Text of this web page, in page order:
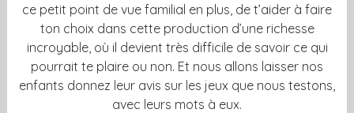
ce petit point de vue familial en plus, de t’aider à faire
ton choix dans cette production d’une richesse
incroyable, où il devient très difficile de savoir ce qui
pourrait te plaire ou non. Et nous allons laisser nos
enfants donnez leur avis sur les jeux que nous testons,
avec leurs mots à eux.